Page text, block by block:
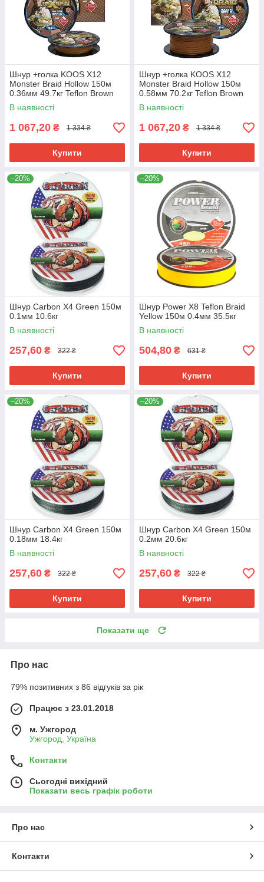
Шнур +голка KOOS X12
Monster Braid Hollow 150м
0.36мм 49.7кг Teflon Brown
В наявності
1 067,20 ₴ 1 334 ₴
Купити
Шнур +голка KOOS X12
Monster Braid Hollow 150м
0.58мм 70.2кг Teflon Brown
В наявності
1 067,20 ₴ 1 334 ₴
Купити
–20%
Шнур Carbon X4 Green 150м
0.1мм 10.6кг
В наявності
257,60 ₴ 322 ₴
Купити
–20%
Шнур Power X8 Teflon Braid
Yellow 150м 0.4мм 35.5кг
В наявності
504,80 ₴ 631 ₴
Купити
–20%
Шнур Carbon X4 Green 150м
0.18мм 18.4кг
В наявності
257,60 ₴ 322 ₴
Купити
–20%
Шнур Carbon X4 Green 150м
0.2мм 20.6кг
В наявності
257,60 ₴ 322 ₴
Купити
Показати ще
Про нас
79% позитивних з 86 відгуків за рік
Працює з 23.01.2018
м. Ужгород
Ужгород, Україна
Контакти
Сьогодні вихідний
Показати весь графік роботи
Про нас
Контакти